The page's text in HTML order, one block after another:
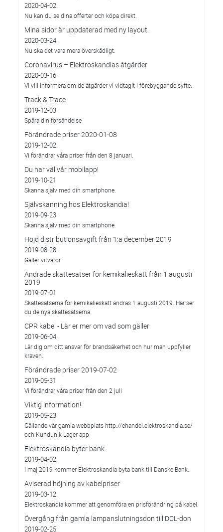
2020-04-02
Nu kan du se dina offerter och köpa direkt.
Mina sidor är uppdaterad med ny layout.
2020-03-24
Nu ska det vara mera överskådligt.
Coronavirus – Elektroskandias åtgärder
2020-03-16
Vi vill informera om de åtgärder vi vidtagit i förebyggande syfte.
Track & Trace
2019-12-03
Spåra din försändelse
Förändrade priser 2020-01-08
2019-12-02
Vi förändrar våra priser från den 8 januari.
Du har väl vår mobilapp!
2019-10-21
Skanna själv med din smartphone.
Självskanning hos Elektroskandia!
2019-09-23
Skanna själv med din smartphone.
Höjd distributionsavgift från 1:a december 2019
2019-08-28
Gäller vitvaror
Ändrade skattesatser för kemikalieskatt från 1 augusti
2019
2019-07-01
Skattesatserna för kemikalieskatt ändras 1 augusti 2019. Här ser
du de nya skattesatserna.
CPR kabel - Lär er mer om vad som gäller
2019-06-04
Lär dig om ditt ansvar för brandsäkerhet och hur man uppfyller
kraven.
Förändrade priser 2019-07-02
2019-05-31
Vi förändrar våra priser från den 2 juli
Viktig information!
2019-05-23
Gällande vår gamla webbplats http://ehandel.elektroskandia.se/
och Kundunik Lager-app
Elektroskandia byter bank
2019-04-02
I maj 2019 kommer Elektroskandia byta bank till Danske Bank.
Aviserad höjning av kabelpriser
2019-03-12
Elektroskandia kommer att genomföra en prisförändring på kabel.
Övergång från gamla lampanslutningsdon till DCL-don
2019-02-25